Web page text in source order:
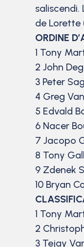
de Lorette
ORDINE
1 Tony
2 John
3 Peter
4 Greg
5 Edvald
6 Nacer
7 Jacopo
8 Tony
9 Zdenek
10 Bryan
1 Tony
2
3 Tejay